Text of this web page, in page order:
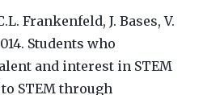
Frankenfeld, J. Bases, V.
Students who
and interest in STEM
STEM through